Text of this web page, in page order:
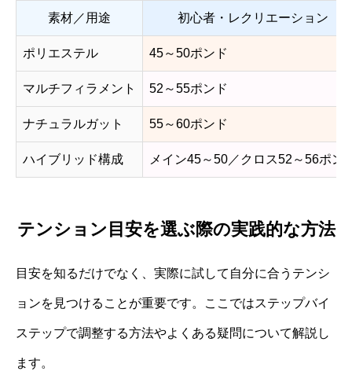
素材／用途 初心者・レクリエーション
ポリエステル 45～50ポンド
マルチフィラメント 52～55ポンド
ナチュラルガット 55～60ポンド
ハイブリッド構成 メイン45～50／クロス52～56ポン
テンション目安を選ぶ際の実践的な方法
目安を知るだけでなく、実際に試して自分に合うテンシ
ョンを見つけることが重要です。ここではステップバイ
ステップで調整する方法やよくある疑問について解説し
ます。